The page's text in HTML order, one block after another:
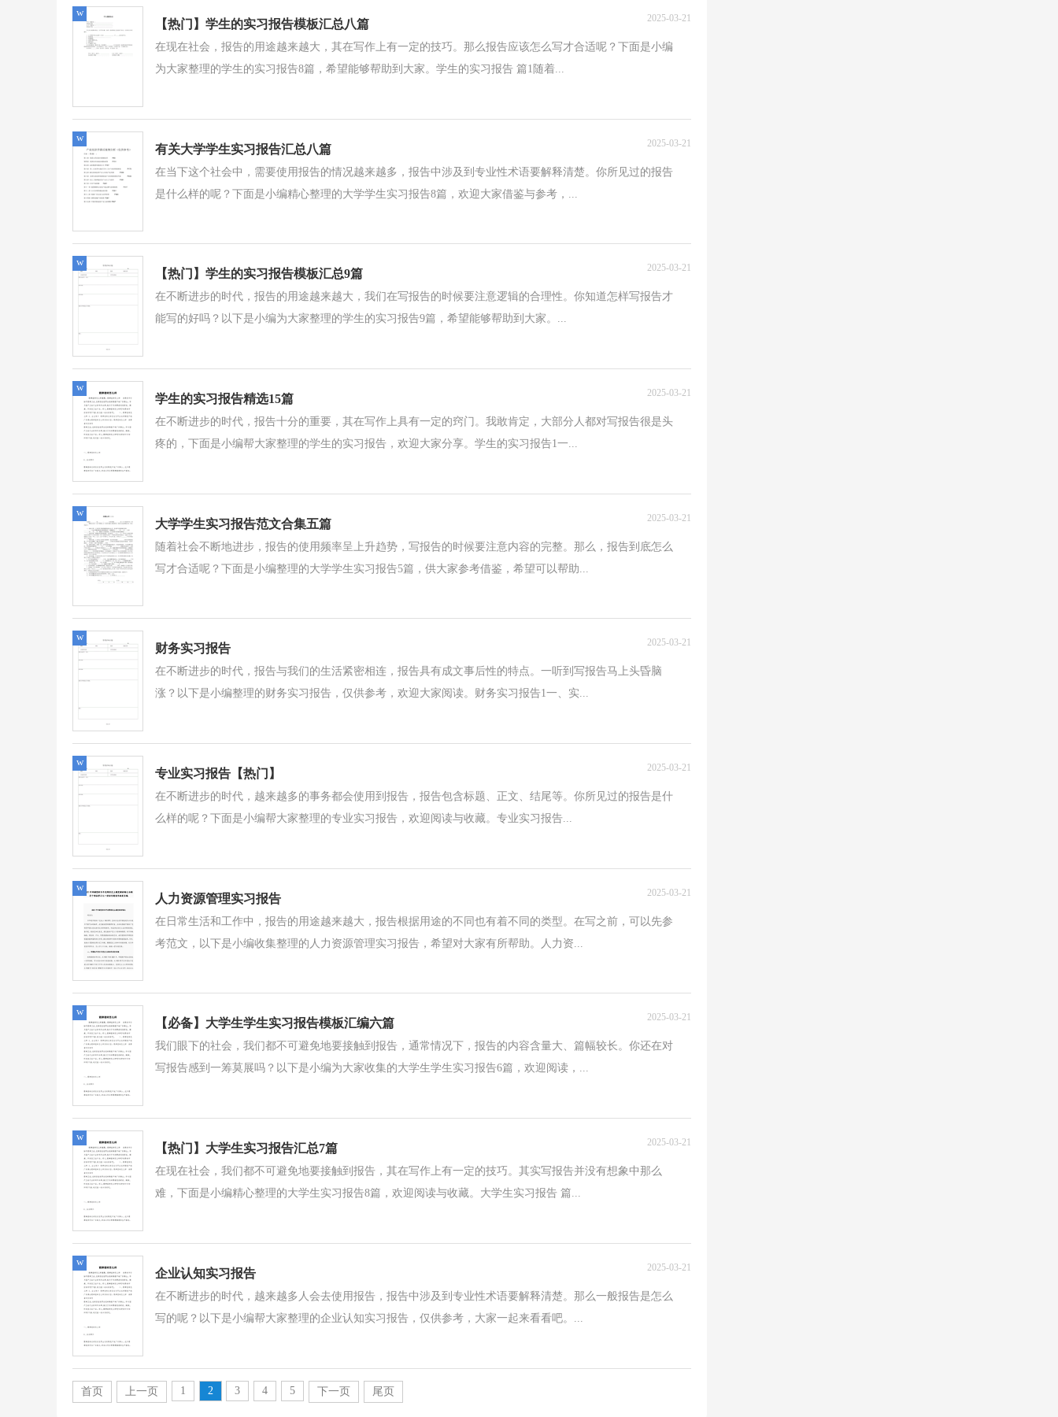
【热门】学生的实习报告模板汇总八篇 2025-03-21
在现在社会，报告的用途越来越大，其在写作上有一定的技巧。那么报告应该怎么写才合适呢？下面是小编
为大家整理的学生的实习报告8篇，希望能够帮助到大家。学生的实习报告 篇1随着...
w
有关大学学生实习报告汇总八篇 2025-03-21
在当下这个社会中，需要使用报告的情况越来越多，报告中涉及到专业性术语要解释清楚。你所见过的报告
是什么样的呢？下面是小编精心整理的大学学生实习报告8篇，欢迎大家借鉴与参考，...
w
【热门】学生的实习报告模板汇总9篇 2025-03-21
在不断进步的时代，报告的用途越来越大，我们在写报告的时候要注意逻辑的合理性。你知道怎样写报告才
能写的好吗？以下是小编为大家整理的学生的实习报告9篇，希望能够帮助到大家。...
w
学生的实习报告精选15篇 2025-03-21
在不断进步的时代，报告十分的重要，其在写作上具有一定的窍门。我敢肯定，大部分人都对写报告很是头
疼的，下面是小编帮大家整理的学生的实习报告，欢迎大家分享。学生的实习报告1一...
w
大学学生实习报告范文合集五篇 2025-03-21
随着社会不断地进步，报告的使用频率呈上升趋势，写报告的时候要注意内容的完整。那么，报告到底怎么
写才合适呢？下面是小编整理的大学学生实习报告5篇，供大家参考借鉴，希望可以帮助...
w
财务实习报告 2025-03-21
在不断进步的时代，报告与我们的生活紧密相连，报告具有成文事后性的特点。一听到写报告马上头昏脑
涨？以下是小编整理的财务实习报告，仅供参考，欢迎大家阅读。财务实习报告1一、实...
w
专业实习报告【热门】 2025-03-21
在不断进步的时代，越来越多的事务都会使用到报告，报告包含标题、正文、结尾等。你所见过的报告是什
么样的呢？下面是小编帮大家整理的专业实习报告，欢迎阅读与收藏。专业实习报告...
w
人力资源管理实习报告 2025-03-21
在日常生活和工作中，报告的用途越来越大，报告根据用途的不同也有着不同的类型。在写之前，可以先参
考范文，以下是小编收集整理的人力资源管理实习报告，希望对大家有所帮助。人力资...
w
【必备】大学生学生实习报告模板汇编六篇 2025-03-21
我们眼下的社会，我们都不可避免地要接触到报告，通常情况下，报告的内容含量大、篇幅较长。你还在对
写报告感到一筹莫展吗？以下是小编为大家收集的大学生学生实习报告6篇，欢迎阅读，...
w
【热门】大学生实习报告汇总7篇 2025-03-21
在现在社会，我们都不可避免地要接触到报告，其在写作上有一定的技巧。其实写报告并没有想象中那么
难，下面是小编精心整理的大学生实习报告8篇，欢迎阅读与收藏。大学生实习报告 篇...
w
企业认知实习报告 2025-03-21
在不断进步的时代，越来越多人会去使用报告，报告中涉及到专业性术语要解释清楚。那么一般报告是怎么
写的呢？以下是小编帮大家整理的企业认知实习报告，仅供参考，大家一起来看看吧。...
w
首页 上一页 1 2 3 4 5 下一页 尾页